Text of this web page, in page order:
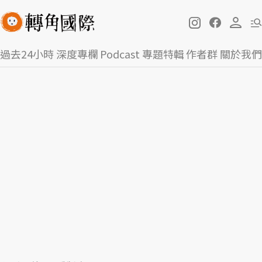
過去24小時深度專欄 Podcast 專題特輯作者群關於我們